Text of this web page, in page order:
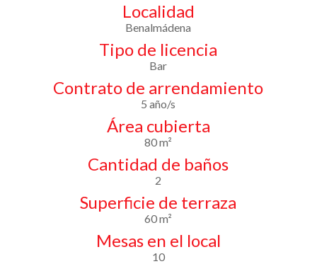
Localidad
Benalmádena
Tipo de licencia
Bar
Contrato de arrendamiento
5 año/s
Área cubierta
80 m²
Cantidad de baños
2
Superficie de terraza
60 m²
Mesas en el local
10